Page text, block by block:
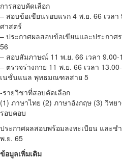
การสอบคัดเลือก
– สอบข้อเขียนรอบแรก 4 พ.ย. 66 เวล
ศาสตร์
– ประกาศผลสอบข้อเขียนและประกา
56
– สอบสัมภาษณ์ 11 พ.ย. 66 เวลา
– ตรวจร่างกาย 11 พ.ย. 66 เวลา
เนชั่นแนล พุทธมณฑลสาย 5
-รายวิชาที่สอบคัดเลือก
(1) ภาษาไทย (2) ภาษาอังกฤษ (3) วิท
รอบคอบ
ประกาศผลสอบพร้อมลงทะเบียน และช
พ.ย. 65
ข้อมูลเพิ่มเติม